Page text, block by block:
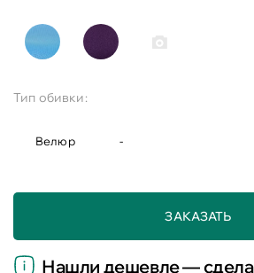
Тип обивки:
Велюр -
ЗАКАЗАТЬ
Нашли дешевле —